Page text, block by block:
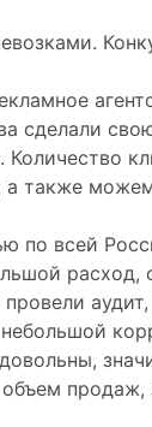
сделали
а также
всей